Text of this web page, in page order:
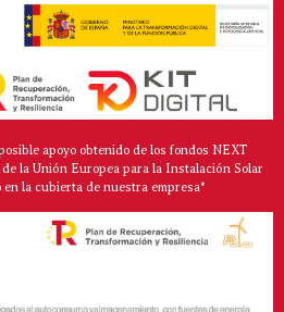
apoyo obtenido de los fondos NEXT
la Unión Europea para la Instalación Solar
la cubierta de nuestra empresa*